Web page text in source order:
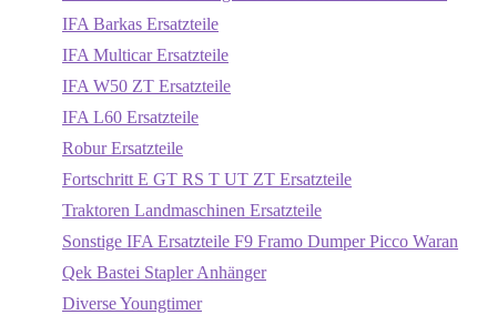
IFA Barkas Ersatzteile
IFA Multicar Ersatzteile
IFA W50 ZT Ersatzteile
IFA L60 Ersatzteile
Robur Ersatzteile
Fortschritt E GT RS T UT ZT Ersatzteile
Traktoren Landmaschinen Ersatzteile
Sonstige IFA Ersatzteile F9 Framo Dumper Picco Waran
Qek Bastei Stapler Anhänger
Diverse Youngtimer